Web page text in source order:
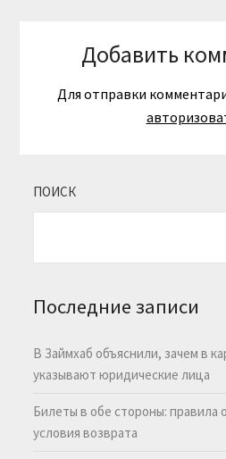
Добавить
Для отправки
ПОИСК
Последние записи
В Займхаб объяснили, зачем в
указывают юридические лица
Билеты в обе стороны:
условия возврата